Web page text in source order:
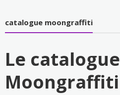
catalogue moongraffiti
Le catalogue
Moongraffiti